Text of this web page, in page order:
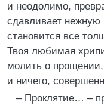
и неодолимо,
сдавливает нежную
становится все
Твоя любимая
молить о
и ничего,
– Проклятие… –